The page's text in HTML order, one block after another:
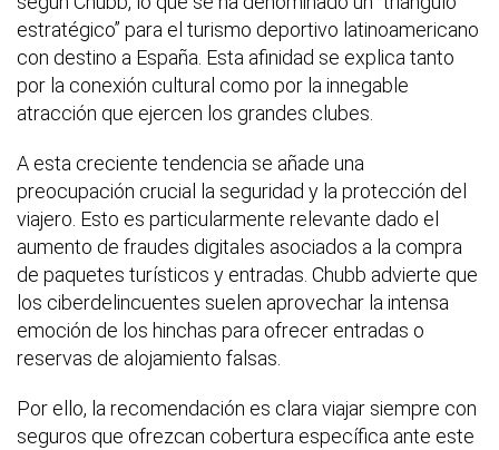
estratégico” para el turismo deportivo latinoamericano
con destino a España. Esta afinidad se explica tanto
por la conexión cultural como por la innegable
atracción que ejercen los grandes clubes.
A esta creciente tendencia se añade una
preocupación crucial la seguridad y la protección del
viajero. Esto es particularmente relevante dado el
aumento de fraudes digitales asociados a la compra
de paquetes turísticos y entradas. Chubb advierte que
los ciberdelincuentes suelen aprovechar la intensa
emoción de los hinchas para ofrecer entradas o
reservas de alojamiento falsas.
Por ello, la recomendación es clara viajar siempre con
seguros que ofrezcan cobertura específica ante este